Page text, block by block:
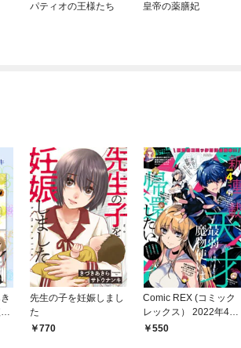
パティオの王様たち 皇帝の薬膳妃
先生の子を妊娠しまし
た
770
Comic REX (コミック
レックス） 2022年4月
号[雑誌]
550